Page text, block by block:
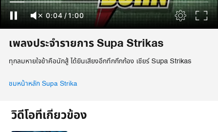
0:04 /1:00
เพลงประจำรายการ Supa Strikas
ทุกลมหายใจข้าคือนักสู้ ได้ยินเสียงอึกทึกกึกก้อง เชียร์ Supa Strikas
ชมหน้าหลัก Supa Strika
วิดีโอที่เกี่ยวข้อง